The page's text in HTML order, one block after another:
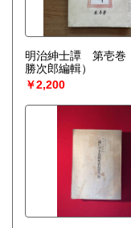
明治紳士譚 第壱巻
勝次郎編輯）
￥2,200